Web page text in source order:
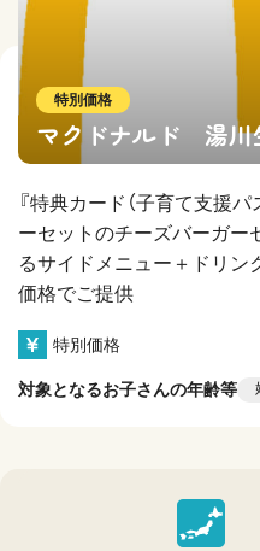
特別価格
マクドナルド 湯川
『特典カード（子育て支援パ
ーセットのチーズバーガー
るサイドメニュー＋ドリン
価格でご提供
特別価格
対象となるお子さんの年齢等